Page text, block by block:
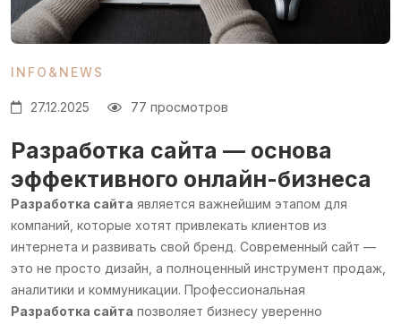
INFO&NEWS
27.12.2025 77 просмотров
Разработка сайта — основа
эффективного онлайн-бизнеса
Разработка сайта является важнейшим этапом для
компаний, которые хотят привлекать клиентов из
интернета и развивать свой бренд. Современный сайт —
это не просто дизайн, а полноценный инструмент продаж,
аналитики и коммуникации. Профессиональная
Разработка сайта позволяет бизнесу уверенно